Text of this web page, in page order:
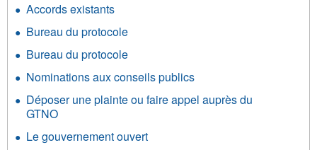
Accords existants
Bureau du protocole
Bureau du protocole
Nominations aux conseils publics
Déposer une plainte ou faire appel auprès du
GTNO
Le gouvernement ouvert